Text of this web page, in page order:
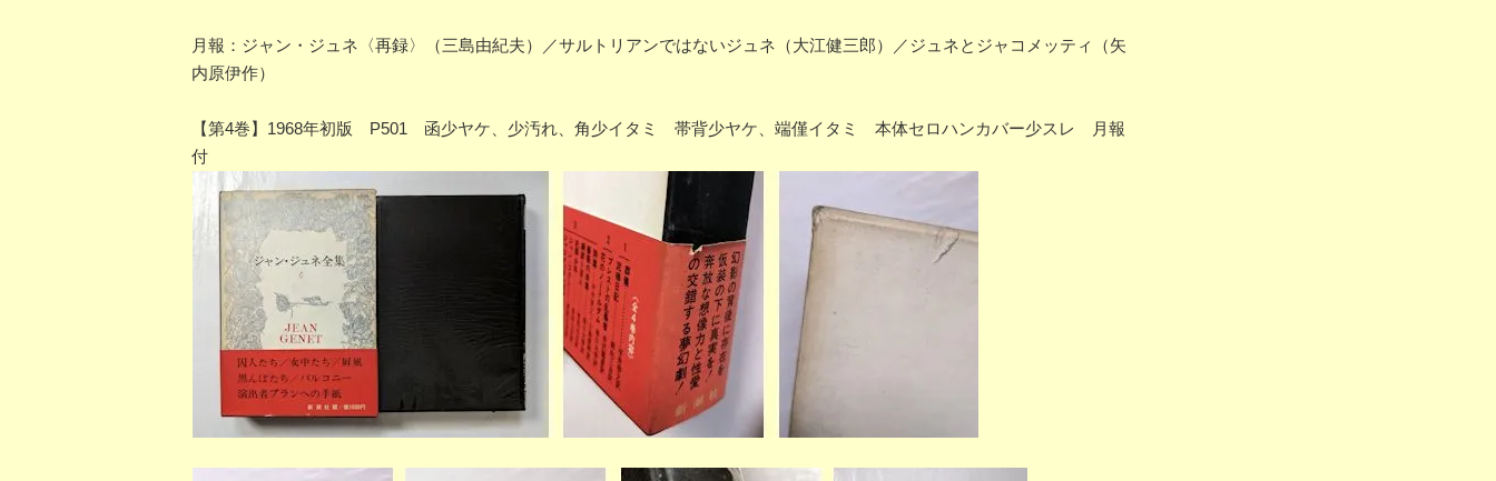
月報：ジャン・ジュネ〈再録〉（三島由紀夫）／サルトリアンではないジュネ（大江健三郎）／ジュネとジャコメッティ（矢
内原伊作）
【第4巻】1968年初版 P501 函少ヤケ、少汚れ、角少イタミ 帯背少ヤケ、端僅イタミ 本体セロハンカバー少スレ 月報
付